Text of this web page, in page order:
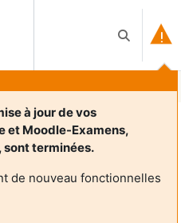
切换搜索输入
à jour de vos
et Moodle-Examens,
sont terminées.
de nouveau fonctionnelles